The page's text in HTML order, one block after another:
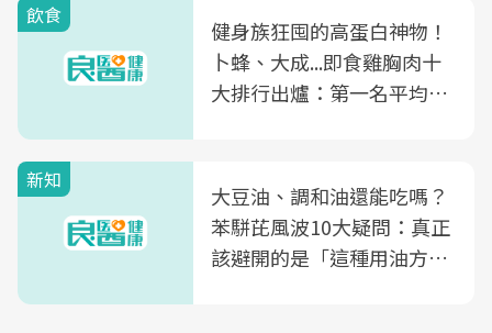
飲食
健身族狂囤的高蛋白神物！
卜蜂、大成...即食雞胸肉十
大排行出爐：第一名平均一
新知
大豆油、調和油還能吃嗎？
苯駢芘風波10大疑問：真正
該避開的是「這種用油方